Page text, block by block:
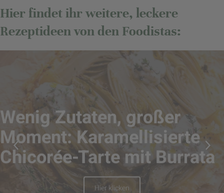
Hier findet ihr weitere, leckere
Rezeptideen von den Foodistas:
Wenig Zutaten, großer
Moment: Karamellisierte
Chicorée-Tarte mit Burrata
Hier klicken